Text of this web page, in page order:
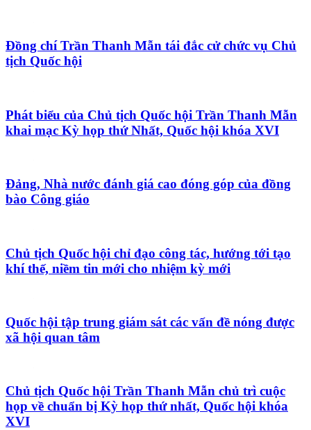
Đồng chí Trần Thanh Mẫn tái đắc cử chức vụ Chủ
tịch Quốc hội
Phát biểu của Chủ tịch Quốc hội Trần Thanh Mẫn
khai mạc Kỳ họp thứ Nhất, Quốc hội khóa XVI
Đảng, Nhà nước đánh giá cao đóng góp của đồng
bào Công giáo
Chủ tịch Quốc hội chỉ đạo công tác, hướng tới tạo
khí thế, niềm tin mới cho nhiệm kỳ mới
Quốc hội tập trung giám sát các vấn đề nóng được
xã hội quan tâm
Chủ tịch Quốc hội Trần Thanh Mẫn chủ trì cuộc
họp về chuẩn bị Kỳ họp thứ nhất, Quốc hội khóa
XVI